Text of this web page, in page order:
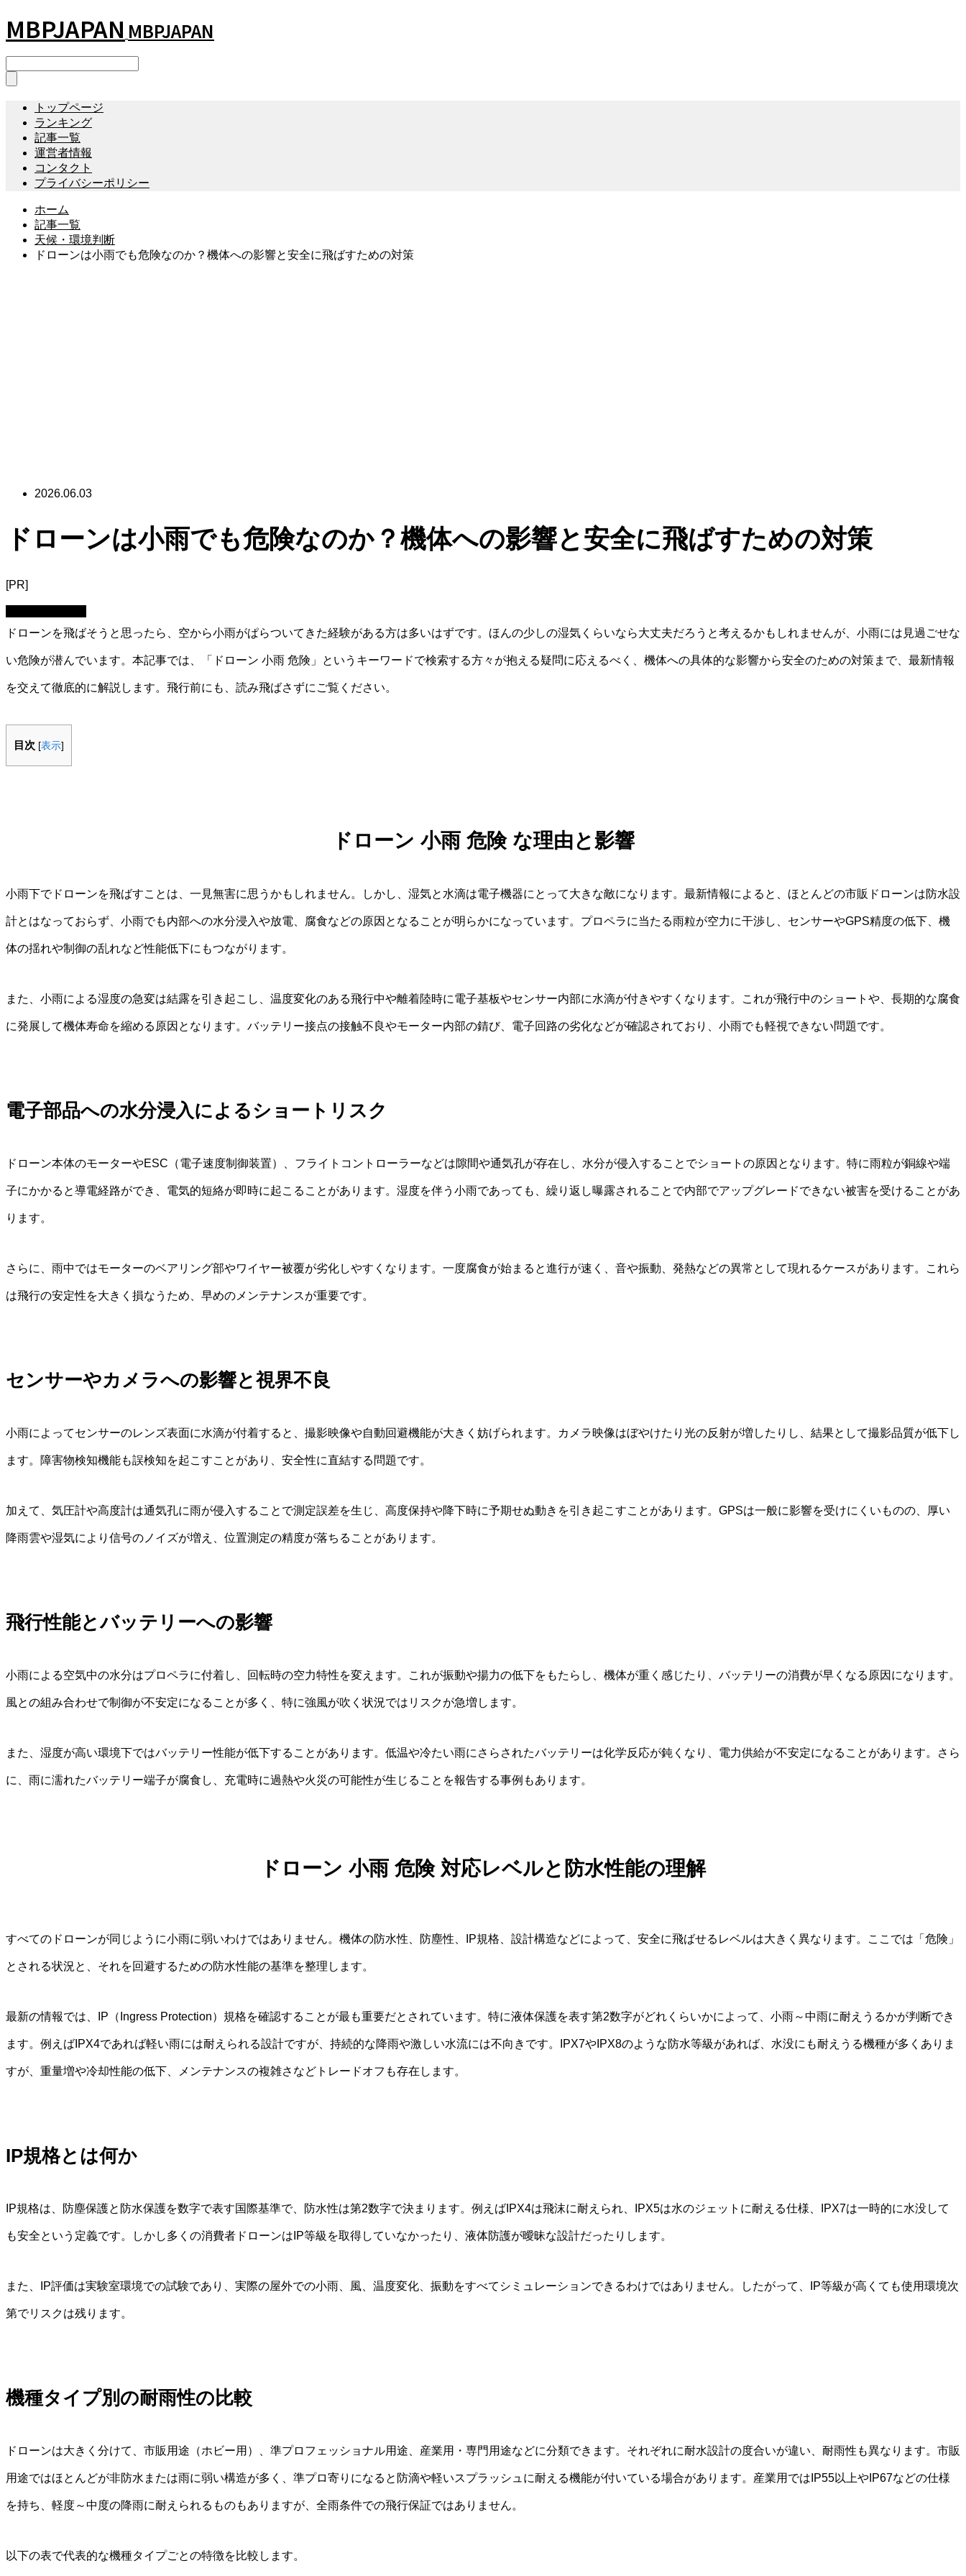
MBPJAPAN MBPJAPAN
トップページ
ランキング
記事一覧
運営者情報
コンタクト
プライバシーポリシー
ホーム
記事一覧
天候・環境判断
ドローンは小雨でも危険なのか？機体への影響と安全に飛ばすための対策
2026.06.03
ドローンは小雨でも危険なのか？機体への影響と安全に飛ばすための対策
[PR]
ドローンを飛ばそうと思ったら、空から小雨がぱらついてきた経験がある方は多いはずです。ほんの少しの湿気くらいなら大丈夫だろうと考えるかもしれませんが、小雨には見過ごせな
い危険が潜んでいます。本記事では、「ドローン 小雨 危険」というキーワードで検索する方々が抱える疑問に応えるべく、機体への具体的な影響から安全のための対策まで、最新情報
を交えて徹底的に解説します。飛行前にも、読み飛ばさずにご覧ください。
目次 [表示]
ドローン 小雨 危険 な理由と影響
小雨下でドローンを飛ばすことは、一見無害に思うかもしれません。しかし、湿気と水滴は電子機器にとって大きな敵になります。最新情報によると、ほとんどの市販ドローンは防水設
計とはなっておらず、小雨でも内部への水分浸入や放電、腐食などの原因となることが明らかになっています。プロペラに当たる雨粒が空力に干渉し、センサーやGPS精度の低下、機
体の揺れや制御の乱れなど性能低下にもつながります。
また、小雨による湿度の急変は結露を引き起こし、温度変化のある飛行中や離着陸時に電子基板やセンサー内部に水滴が付きやすくなります。これが飛行中のショートや、長期的な腐食
に発展して機体寿命を縮める原因となります。バッテリー接点の接触不良やモーター内部の錆び、電子回路の劣化などが確認されており、小雨でも軽視できない問題です。
電子部品への水分浸入によるショートリスク
ドローン本体のモーターやESC（電子速度制御装置）、フライトコントローラーなどは隙間や通気孔が存在し、水分が侵入することでショートの原因となります。特に雨粒が銅線や端
子にかかると導電経路ができ、電気的短絡が即時に起こることがあります。湿度を伴う小雨であっても、繰り返し曝露されることで内部でアップグレードできない被害を受けることがあ
ります。
さらに、雨中ではモーターのベアリング部やワイヤー被覆が劣化しやすくなります。一度腐食が始まると進行が速く、音や振動、発熱などの異常として現れるケースがあります。これら
は飛行の安定性を大きく損なうため、早めのメンテナンスが重要です。
センサーやカメラへの影響と視界不良
小雨によってセンサーのレンズ表面に水滴が付着すると、撮影映像や自動回避機能が大きく妨げられます。カメラ映像はぼやけたり光の反射が増したりし、結果として撮影品質が低下し
ます。障害物検知機能も誤検知を起こすことがあり、安全性に直結する問題です。
加えて、気圧計や高度計は通気孔に雨が侵入することで測定誤差を生じ、高度保持や降下時に予期せぬ動きを引き起こすことがあります。GPSは一般に影響を受けにくいものの、厚い
降雨雲や湿気により信号のノイズが増え、位置測定の精度が落ちることがあります。
飛行性能とバッテリーへの影響
小雨による空気中の水分はプロペラに付着し、回転時の空力特性を変えます。これが振動や揚力の低下をもたらし、機体が重く感じたり、バッテリーの消費が早くなる原因になります。
風との組み合わせで制御が不安定になることが多く、特に強風が吹く状況ではリスクが急増します。
また、湿度が高い環境下ではバッテリー性能が低下することがあります。低温や冷たい雨にさらされたバッテリーは化学反応が鈍くなり、電力供給が不安定になることがあります。さら
に、雨に濡れたバッテリー端子が腐食し、充電時に過熱や火災の可能性が生じることを報告する事例もあります。
ドローン 小雨 危険 対応レベルと防水性能の理解
すべてのドローンが同じように小雨に弱いわけではありません。機体の防水性、防塵性、IP規格、設計構造などによって、安全に飛ばせるレベルは大きく異なります。ここでは「危険」
とされる状況と、それを回避するための防水性能の基準を整理します。
最新の情報では、IP（Ingress Protection）規格を確認することが最も重要だとされています。特に液体保護を表す第2数字がどれくらいかによって、小雨～中雨に耐えうるかが判断でき
ます。例えばIPX4であれば軽い雨には耐えられる設計ですが、持続的な降雨や激しい水流には不向きです。IPX7やIPX8のような防水等級があれば、水没にも耐えうる機種が多くありま
すが、重量増や冷却性能の低下、メンテナンスの複雑さなどトレードオフも存在します。
IP規格とは何か
IP規格は、防塵保護と防水保護を数字で表す国際基準で、防水性は第2数字で決まります。例えばIPX4は飛沫に耐えられ、IPX5は水のジェットに耐える仕様、IPX7は一時的に水没して
も安全という定義です。しかし多くの消費者ドローンはIP等級を取得していなかったり、液体防護が曖昧な設計だったりします。
また、IP評価は実験室環境での試験であり、実際の屋外での小雨、風、温度変化、振動をすべてシミュレーションできるわけではありません。したがって、IP等級が高くても使用環境次
第でリスクは残ります。
機種タイプ別の耐雨性の比較
ドローンは大きく分けて、市販用途（ホビー用）、準プロフェッショナル用途、産業用・専門用途などに分類できます。それぞれに耐水設計の度合いが違い、耐雨性も異なります。市販
用途ではほとんどが非防水または雨に弱い構造が多く、準プロ寄りになると防滴や軽いスプラッシュに耐える機能が付いている場合があります。産業用ではIP55以上やIP67などの仕様
を持ち、軽度～中度の降雨に耐えられるものもありますが、全雨条件での飛行保証ではありません。
以下の表で代表的な機種タイプごとの特徴を比較します。